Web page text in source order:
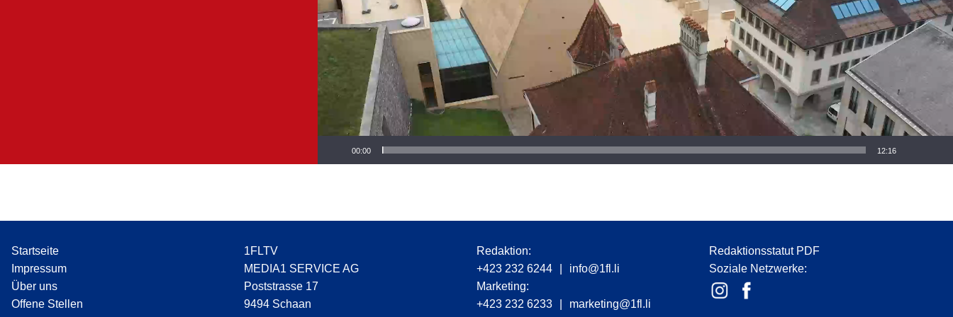
r
00:00 12:16
Startseite
Impressum
Über uns
Offene Stellen
1FLTV
MEDIA1 SERVICE AG
Poststrasse 17
9494 Schaan
Redaktion:
+423 232 6244
info@1fl.li
Marketing:
+423 232 6233
marketing@1fl.li
Redaktionsstatut PDF
Soziale Netzwerke: